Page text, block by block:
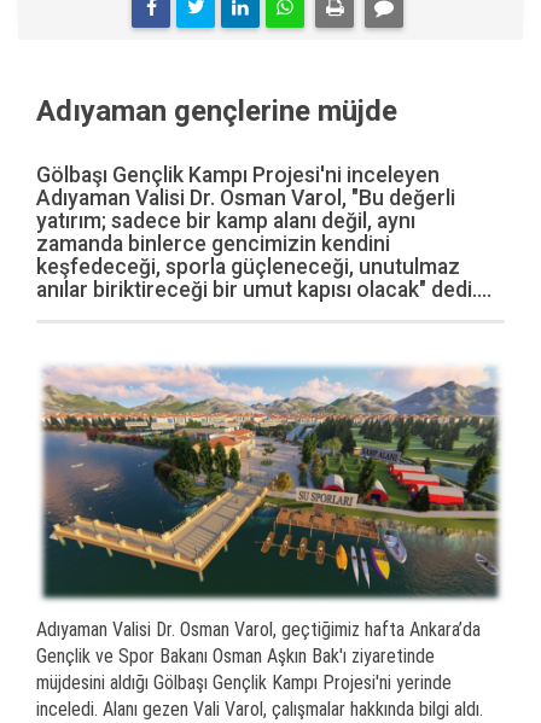
Adıyaman gençlerine müjde
Gölbaşı Gençlik Kampı Projesi'ni inceleyen
Adıyaman Valisi Dr. Osman Varol, "Bu değerli
yatırım; sadece bir kamp alanı değil, aynı
zamanda binlerce gencimizin kendini
keşfedeceği, sporla güçleneceği, unutulmaz
anılar biriktireceği bir umut kapısı olacak" dedi....
Adıyaman Valisi Dr. Osman Varol, geçtiğimiz hafta Ankara’da
Gençlik ve Spor Bakanı Osman Aşkın Bak'ı ziyaretinde
müjdesini aldığı Gölbaşı Gençlik Kampı Projesi'ni yerinde
inceledi. Alanı gezen Vali Varol, çalışmalar hakkında bilgi aldı.